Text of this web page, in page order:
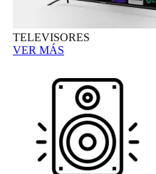
TELEVISORES
VER MÁS